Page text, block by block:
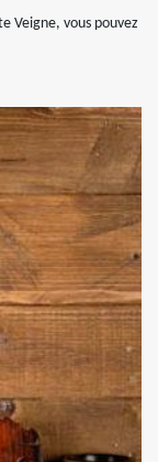
Veigne, vous pouvez